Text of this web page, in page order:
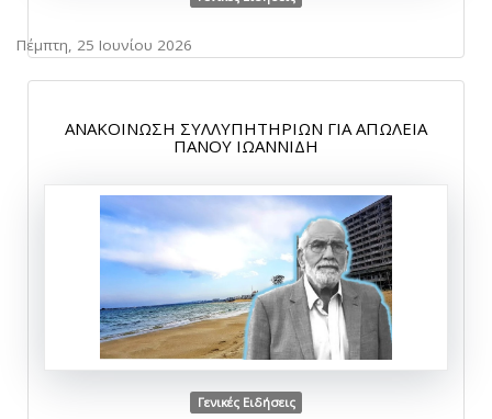
Πέμπτη, 25 Ιουνίου 2026
ΑΝΑΚΟΙΝΩΣΗ ΣΥΛΛΥΠΗΤΗΡΙΩΝ ΓΙΑ ΑΠΩΛΕΙΑ
ΠΑΝΟΥ ΙΩΑΝΝΙΔΗ
Γενικές Ειδήσεις